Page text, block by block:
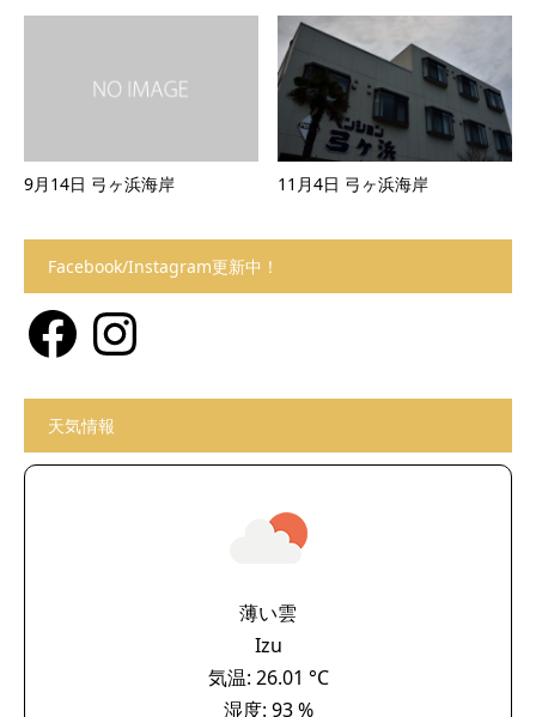
9月14日 弓ヶ浜海岸 11月4日 弓ヶ浜海岸
Facebook/Instagram更新中！
FacebookInstagram
天気情報
薄い雲
Izu
気温: 26.01 °C
湿度: 93 %